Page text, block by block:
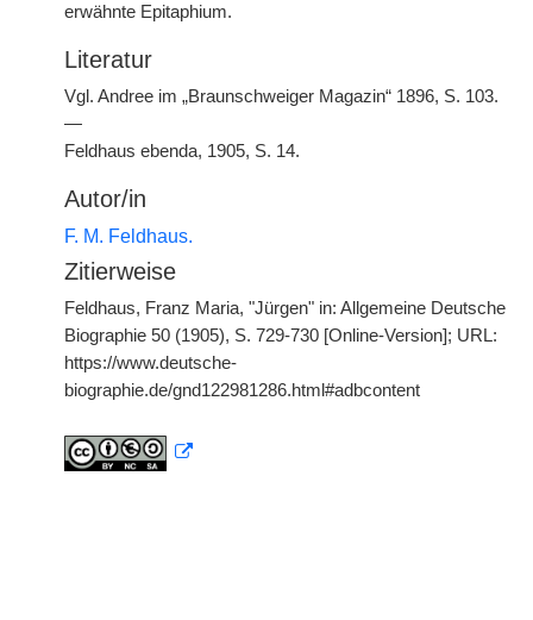
erwähnte Epitaphium.
Literatur
Vgl. Andree im „Braunschweiger Magazin“ 1896, S. 103.
—
Feldhaus ebenda, 1905, S. 14.
Autor/in
F. M. Feldhaus.
Zitierweise
Feldhaus, Franz Maria, "Jürgen" in: Allgemeine Deutsche
Biographie 50 (1905), S. 729-730 [Online-Version]; URL:
https://www.deutsche-
biographie.de/gnd122981286.html#adbcontent